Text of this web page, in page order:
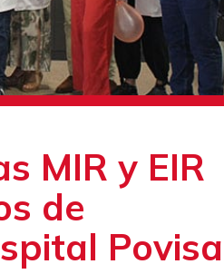
MIR y EIR
de
Povisa